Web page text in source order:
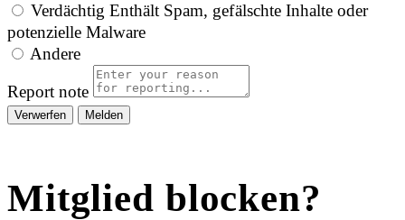
Verdächtig Enthält Spam, gefälschte Inhalte oder
potenzielle Malware
Andere
Report note
Melden
Mitglied blocken?